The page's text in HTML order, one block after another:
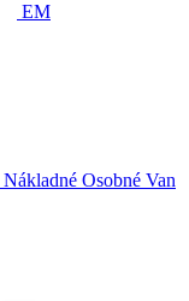
EM
Nákladné Osobné Van